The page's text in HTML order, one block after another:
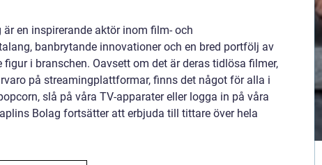
en inspirerande aktör inom film- och
banbrytande innovationer och en bred portfölj av
i branschen. Oavsett om det är deras tidlösa filmer,
på streamingplattformar, finns det något för alla i
slå på våra TV-apparater eller logga in på våra
Bolag fortsätter att erbjuda till tittare över hela